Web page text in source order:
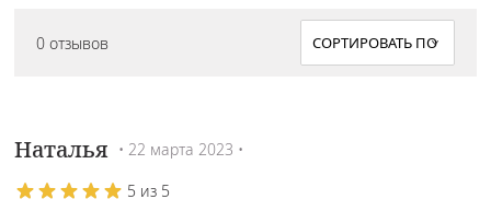
0 отзывов
Наталья • 22 марта 2023 •
5 из 5